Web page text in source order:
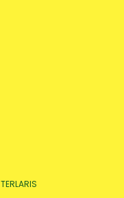
TERLARIS
TERLARIS
TERLARIS